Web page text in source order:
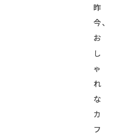
昨
今、
お
し
ゃ
れ
な
カ
フ